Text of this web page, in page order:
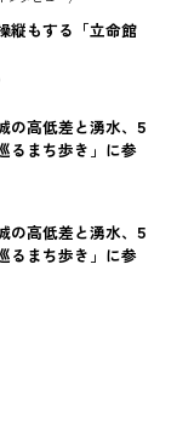
縦もする「立命館
の高低差と湧水、5
るまち歩き」に参
の高低差と湧水、5
るまち歩き」に参